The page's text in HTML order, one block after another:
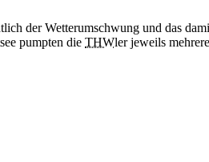
der Wetterumschwung und das
pumpten die THWler jeweils